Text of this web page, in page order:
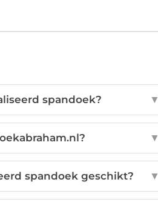
spandoek? ▼
▼
spandoek geschikt? ▼